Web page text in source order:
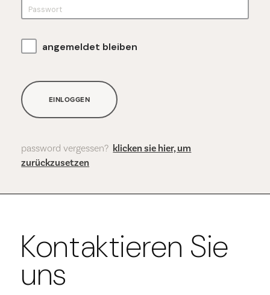
angemeldet bleiben
EINLOGGEN
password vergessen? klicken sie hier, um
zurückzusetzen
Kontaktieren Sie
uns